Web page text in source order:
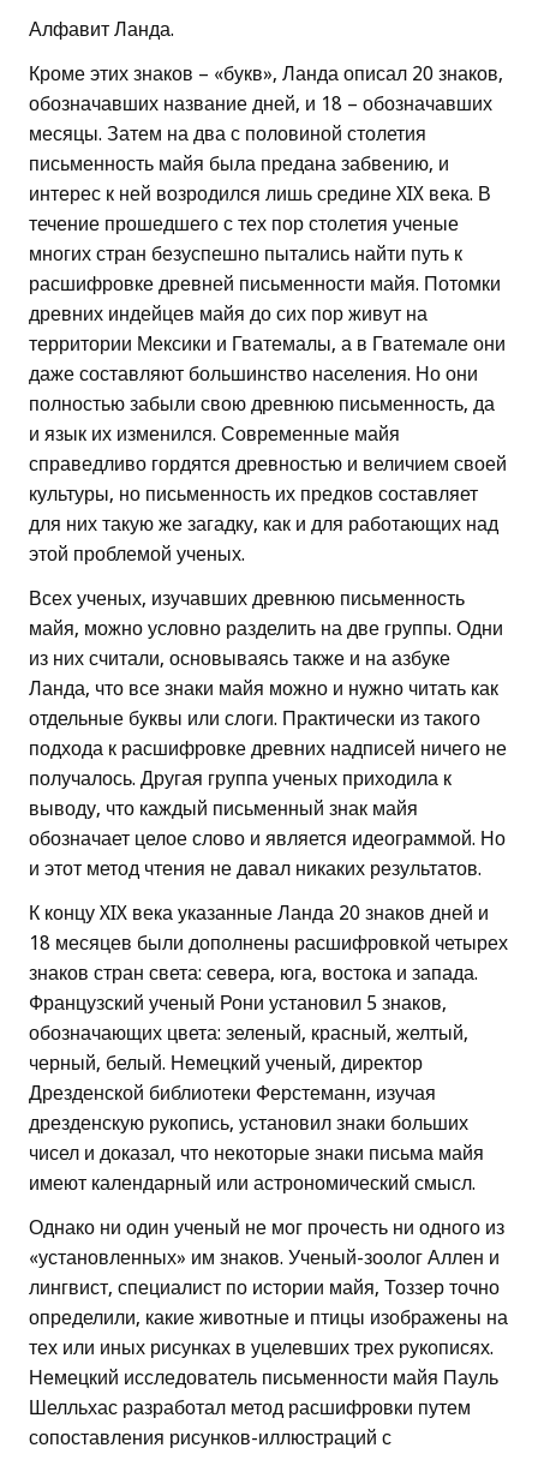
Алфавит Ланда.
Кроме этих знаков – «букв», Ланда описал 20 знаков,
обозначавших название дней, и 18 – обозначавших
месяцы. Затем на два с половиной столетия
письменность майя была предана забвению, и
интерес к ней возродился лишь средине XIX века. В
течение прошедшего с тех пор столетия ученые
многих стран безуспешно пытались найти путь к
расшифровке древней письменности майя. Потомки
древних индейцев майя до сих пор живут на
территории Мексики и Гватемалы, а в Гватемале они
даже составляют большинство населения. Но они
полностью забыли свою древнюю письменность, да
и язык их изменился. Современные майя
справедливо гордятся древностью и величием своей
культуры, но письменность их предков составляет
для них такую же загадку, как и для работающих над
этой проблемой ученых.
Всех ученых, изучавших древнюю письменность
майя, можно условно разделить на две группы. Одни
из них считали, основываясь также и на азбуке
Ланда, что все знаки майя можно и нужно читать как
отдельные буквы или слоги. Практически из такого
подхода к расшифровке древних надписей ничего не
получалось. Другая группа ученых приходила к
выводу, что каждый письменный знак майя
обозначает целое слово и является идеограммой. Но
и этот метод чтения не давал никаких результатов.
К концу XIX века указанные Ланда 20 знаков дней и
18 месяцев были дополнены расшифровкой четырех
знаков стран света: севера, юга, востока и запада.
Французский ученый Рони установил 5 знаков,
обозначающих цвета: зеленый, красный, желтый,
черный, белый. Немецкий ученый, директор
Дрезденской библиотеки Ферстеманн, изучая
дрезденскую рукопись, установил знаки больших
чисел и доказал, что некоторые знаки письма майя
имеют календарный или астрономический смысл.
Однако ни один ученый не мог прочесть ни одного из
«установленных» им знаков. Ученый-зоолог Аллен и
лингвист, специалист по истории майя, Тоззер точно
определили, какие животные и птицы изображены на
тех или иных рисунках в уцелевших трех рукописях.
Немецкий исследователь письменности майя Пауль
Шелльхас разработал метод расшифровки путем
сопоставления рисунков-иллюстраций с